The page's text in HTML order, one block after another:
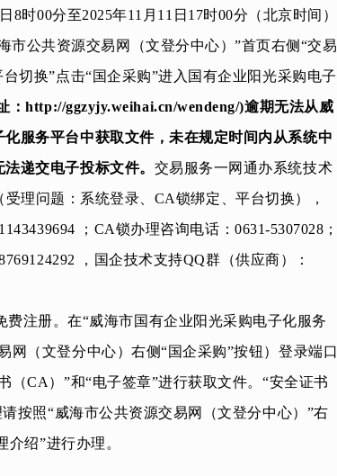
日8时00分至2025年11 月 11 日17时00分（北京时间）
市公共资源交易 网（文登分中心）”首页右侧“交易
切换”点击“国企采购”进入国有企业阳光采购电子
：http://ggzyjy.weihai.cn/wendeng/)逾期无法从威
服务平台中获取文件，未在规定时间内从系统中
递交电子投标文件。 交易服务一网通办系统技术
受理问题：系统登录、CA锁绑定、平台切换），
；CA锁办理咨询电话：0631-5307028；
，国企技术支持QQ群（供应商）：
费注册。在“威海市国有企业阳光采购电子化服务
网（文登分中心）右侧“国企采购”按钮）登录端口
（CA）”和“电子签章”进行获取文件。“安全证书
请按照“威海市公共资源交易网（文登分中心） ”右
介绍”进行办理。